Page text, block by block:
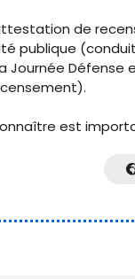
de
publique
Journée
est